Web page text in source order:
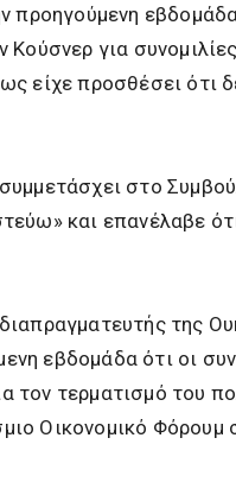
προηγούμενη
Κούσνερ για
είχε προσθέσει ότι
στο
και επανέλαβε
της
εβδομάδα ότι οι
τον τερματισμό του
Οικονομικό Φόρουμ